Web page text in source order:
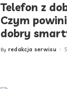
Telefon z
Czym
dobry
Posted
By redakcja serwisu